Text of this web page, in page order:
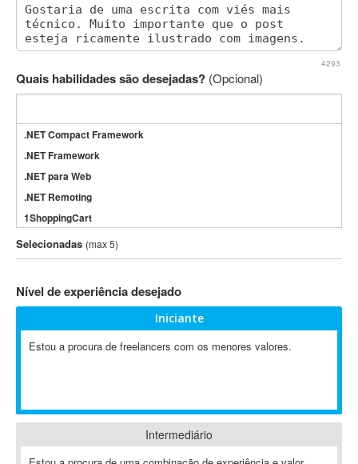
4293
Quais habilidades são desejadas? (Opcional)
.NET Compact Framework
.NET Framework
.NET para Web
.NET Remoting
1ShoppingCart
3DS Max
3GSM
802.11
A-GPS
ABAP
Abaqus
Selecionadas (max 5)
Nível de experiência desejado
Iniciante
Estou a procura de freelancers com os menores valores.
Intermediário